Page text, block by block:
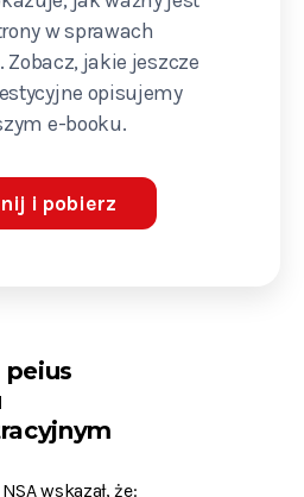
w sprawach
Zobacz, jakie jeszcze
opisujemy
e-booku.
i pobierz
wskazał, że: